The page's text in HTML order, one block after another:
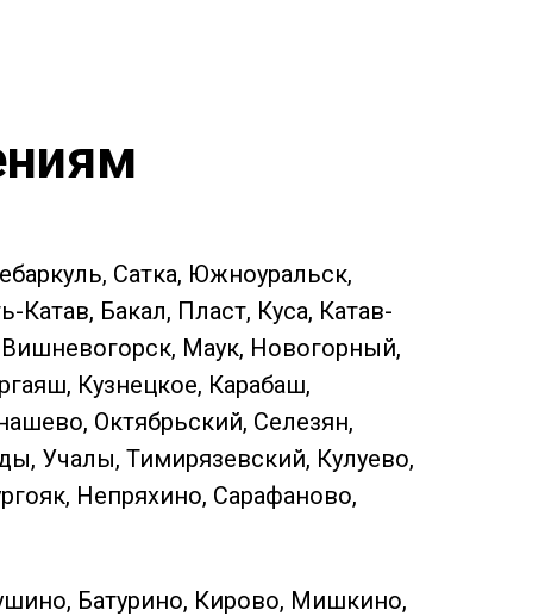
Сатка, Южноуральск,
Бакал, Пласт, Куса, Катав-
Маук, Новогорный,
Кузнецкое, Карабаш,
Октябрьский, Селезян,
Учалы, Тимирязевский, Кулуево,
Непряхино, Сарафаново,
Батурино, Кирово, Мишкино,